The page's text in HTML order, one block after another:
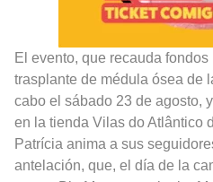
El evento, que recauda
trasplante de médula ósea de
cabo el sábado 23 de agosto,
en la tienda Vilas do Atlântico
Patrícia anima a sus
antelación, que, el día de la